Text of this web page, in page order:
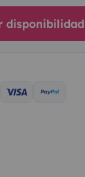
disponibilidad